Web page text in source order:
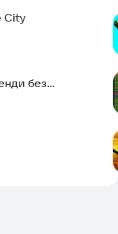
City
без